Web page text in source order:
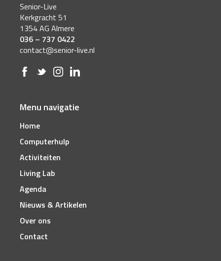
Senior-Live
Kerkgracht 51
1354 AG Almere
036 – 737 0422
contact@senior-live.nl
Menu navigatie
Home
Computerhulp
Activiteiten
Living Lab
Agenda
Nieuws & Artikelen
Over ons
Contact